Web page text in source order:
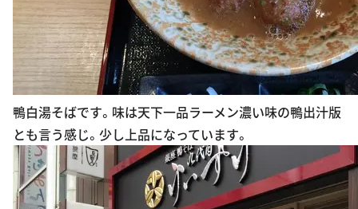
鴨白湯そばです。味は天下一品ラーメン濃い味の鴨出汁版
とも言う感じ。少し上品になっています。